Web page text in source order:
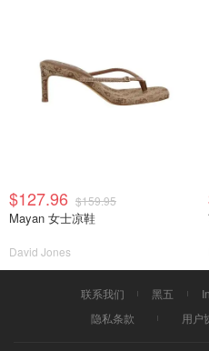
$127.96 $159.95
Mayan 女士凉鞋
David Jones
联系我们 黑五
隐私条款
用户